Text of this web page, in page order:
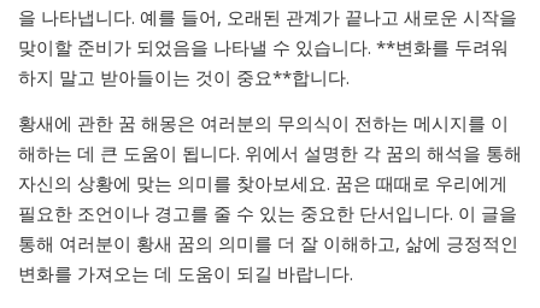
을 나타냅니다. 예를 들어, 오래된 관계가 끝나고 새로운 시작을
맞이할 준비가 되었음을 나타낼 수 있습니다. **변화를 두려워
하지 말고 받아들이는 것이 중요**합니다.
황새에 관한 꿈 해몽은 여러분의 무의식이 전하는 메시지를 이
해하는 데 큰 도움이 됩니다. 위에서 설명한 각 꿈의 해석을 통해
자신의 상황에 맞는 의미를 찾아보세요. 꿈은 때때로 우리에게
필요한 조언이나 경고를 줄 수 있는 중요한 단서입니다. 이 글을
통해 여러분이 황새 꿈의 의미를 더 잘 이해하고, 삶에 긍정적인
변화를 가져오는 데 도움이 되길 바랍니다.